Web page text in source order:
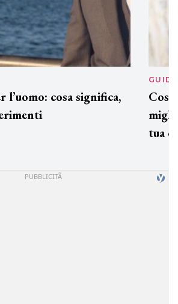
l’uomo: cosa significa,
GUIDE
tua